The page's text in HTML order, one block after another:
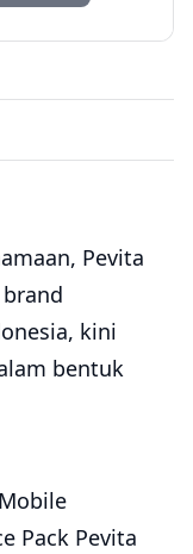
Pevita
kini
bentuk
Pack Pevita